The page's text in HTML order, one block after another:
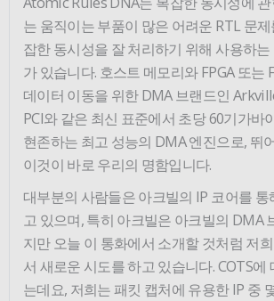
는 움직이는 부품이 많은 어려운 RTL 문
잡한 동시성을 잘 처리하기 위해 사용하
가 있습니다. 호스트 메모리와 FPGA 또는
데이터 이동을 위한 DMA 브랜드인
PCI와 같은 최신 표준에서 초당 60기가바
현존하는 최고 성능의 DMA 엔진으로, 뛰
이것이 바로 우리의 명함입니다.
대부분의 사람들은 아크빌의 IP 코어를
고 있으며, 특히 아크빌은 아크빌의 DMA
지만 오늘 이 통화에서 소개할 것처럼 저
서 새로운 시도를 하고 있습니다. COTS에
는데요, 저희는 패킷 캡처에 유용한 IP 중